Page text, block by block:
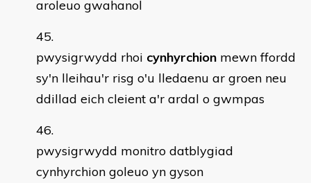
aroleuo gwahanol
pwysigrwydd rhoi cynhyrchion mewn ffordd
sy'n lleihau'r risg o'u lledaenu ar groen neu
ddillad eich cleient a'r ardal o gwmpas
pwysigrwydd monitro datblygiad
cynhyrchion goleuo yn gyson